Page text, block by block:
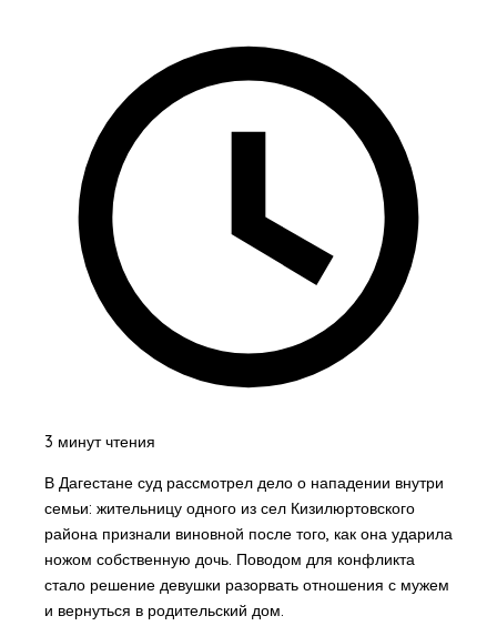
3 минут чтения
В Дагестане суд рассмотрел дело о нападении внутри
семьи: жительницу одного из сел Кизилюртовского
района признали виновной после того, как она ударила
ножом собственную дочь. Поводом для конфликта
стало решение девушки разорвать отношения с мужем
и вернуться в родительский дом.